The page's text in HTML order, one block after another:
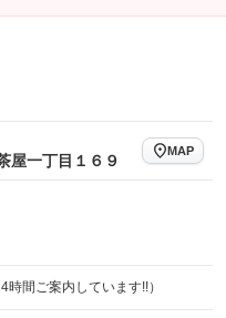
屋一丁目１６９
MAP
間ご案内しています!!）